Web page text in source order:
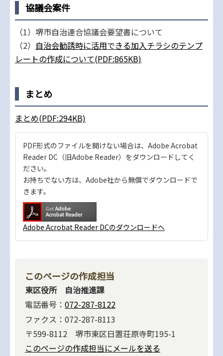
協議会案件
（1）堺市自治連合協議会要望書について
（2） 自治会勧誘時に活用できる加入チラシのテンプ
レートの作成について(PDF:865KB)
まとめ
まとめ(PDF:294KB)
PDF形式のファイルを開けない場合は、Adobe Acrobat
Reader DC（旧Adobe Reader）をダウンロードしてく
ださい。
お持ちでない方は、Adobe社から無償でダウンロードで
きます。
Adobe Acrobat Reader DCのダウンロードへ
このページの作成担当
東区役所 自治推進課
電話番号： 072-287-8122
ファクス：072-287-8113
〒599-8112 堺市東区日置荘原寺町195-1
このページの作成担当にメールを送る